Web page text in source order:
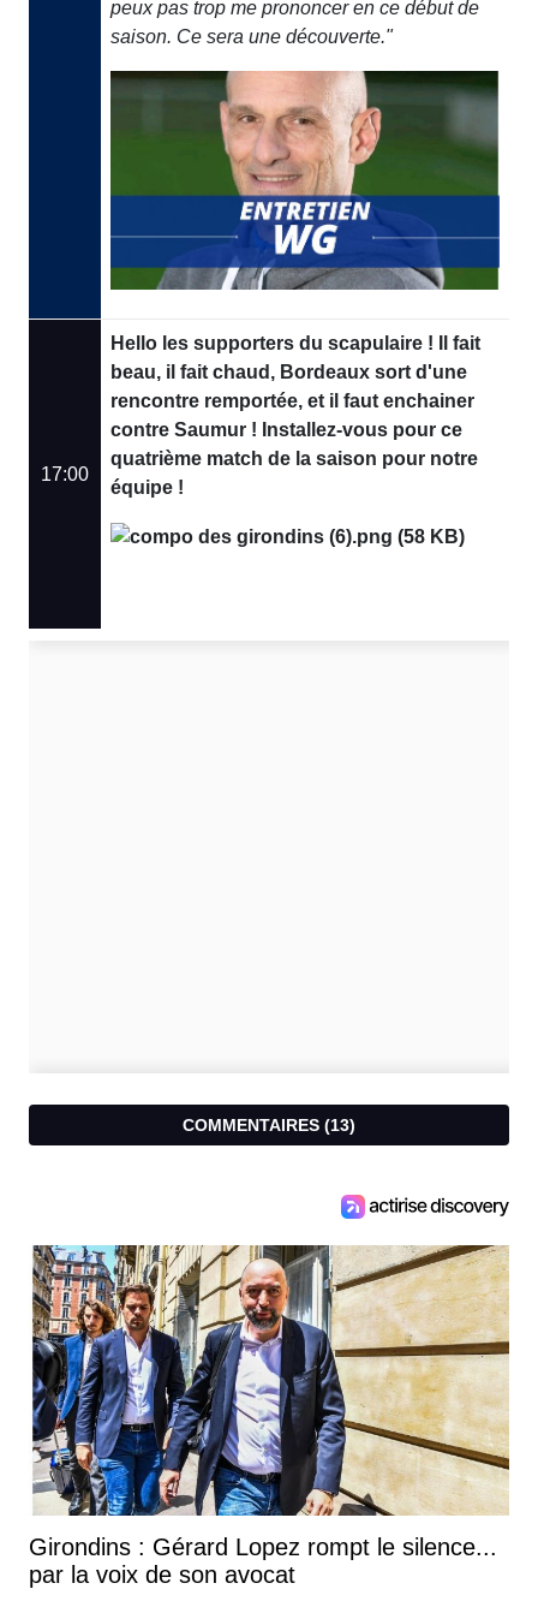
peux pas trop me prononcer en ce début de
saison. Ce sera une découverte."
17:00
Hello les supporters du scapulaire ! Il fait
beau, il fait chaud, Bordeaux sort d'une
rencontre remportée, et il faut enchainer
contre Saumur ! Installez-vous pour ce
quatrième match de la saison pour notre
équipe !
COMMENTAIRES (13)
Girondins : Gérard Lopez rompt le silence...
par la voix de son avocat